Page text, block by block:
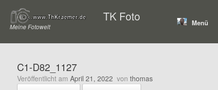
Inhalt
springen
TK Foto
Meine Fotowelt Menü
C1-D82_1127
Veröffentlicht am April 21, 2022 von thomas